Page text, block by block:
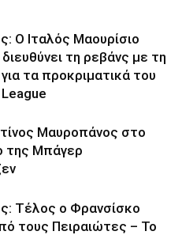
Ο Ιταλός Μαουρίσιο
τη ρεβάνς με τη
τα προκριματικά του
Μαυροπάνος στο
της Μπάγερ
Τέλος ο Φρανσίσκο
τους Πειραιώτες – Το